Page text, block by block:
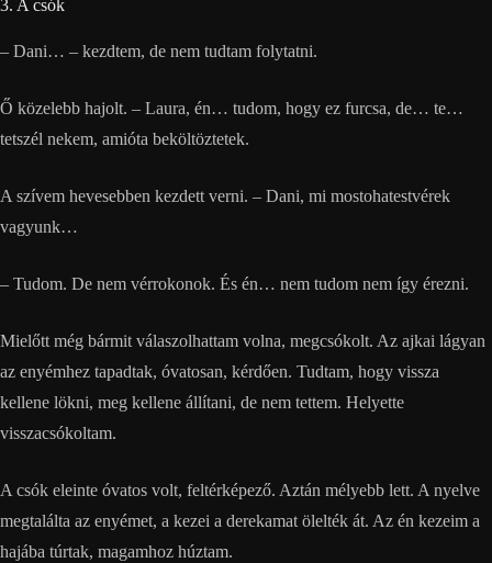
3. A csók
– Dani… – kezdtem, de nem tudtam folytatni.
Ő közelebb hajolt. – Laura, én… tudom, hogy ez furcsa, de… te…
tetszél nekem, amióta beköltöztetek.
A szívem hevesebben kezdett verni. – Dani, mi mostohatestvérek
vagyunk…
– Tudom. De nem vérrokonok. És én… nem tudom nem így érezni.
Mielőtt még bármit válaszolhattam volna, megcsókolt. Az ajkai lágyan
az enyémhez tapadtak, óvatosan, kérdően. Tudtam, hogy vissza
kellene lökni, meg kellene állítani, de nem tettem. Helyette
visszacsókoltam.
A csók eleinte óvatos volt, feltérképező. Aztán mélyebb lett. A nyelve
megtalálta az enyémet, a kezei a derekamat ölelték át. Az én kezeim a
hajába túrtak, magamhoz húztam.